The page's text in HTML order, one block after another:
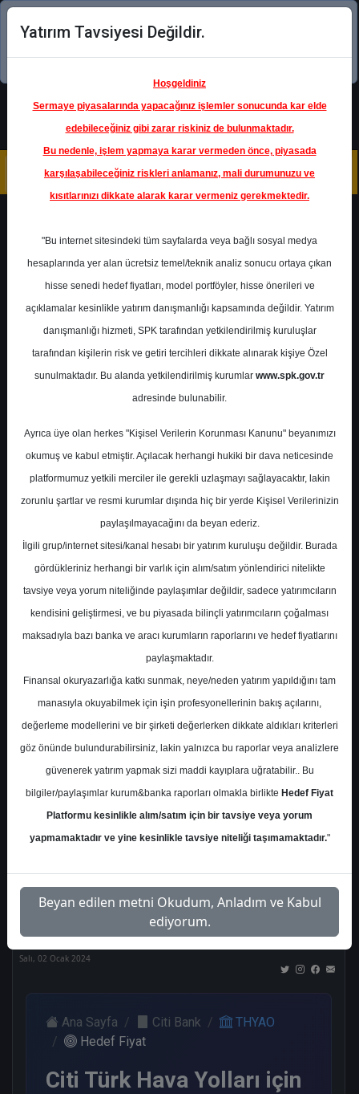
Şimdi uygulamayı indirin!
THYAO- TÜRK HAVA YOLLARI
A.O.
Hedef Fiyat 395.00 ₺
Getiri
%28.98
8 26
En Yüksek Tahmin
Ortalama Fiyat Tahmini
Ortalama Getiri Potansiyeli
Kurum Sayısı
21
12 1
Paralel
Get.
1
Üstü
Get.
5
Yok
1
1
Salı, 02 Ocak 2024
Ana Sayfa Citi Bank
THYAO
Hedef Fiyat
Citi Türk Hava Yolları için
Yatırım Tavsiyesi Değildir.
Hoşgeldiniz
Sermaye piyasalarında yapacağınız işlemler sonucunda kar elde
edebileceğiniz gibi zarar riskiniz de bulunmaktadır.
Bu nedenle, işlem yapmaya karar vermeden önce, piyasada
karşılaşabileceğiniz riskleri anlamanız, mali durumunuzu ve
kısıtlarınızı dikkate alarak karar vermeniz gerekmektedir.
"Bu internet sitesindeki tüm sayfalarda veya bağlı sosyal medya
hesaplarında yer alan ücretsiz temel/teknik analiz sonucu ortaya çıkan
hisse senedi hedef fiyatları, model portföyler, hisse önerileri ve
açıklamalar kesinlikle yatırım danışmanlığı kapsamında değildir. Yatırım
danışmanlığı hizmeti, SPK tarafından yetkilendirilmiş kuruluşlar
tarafından kişilerin risk ve getiri tercihleri dikkate alınarak kişiye Özel
sunulmaktadır. Bu alanda yetkilendirilmiş kurumlar www.spk.gov.tr
adresinde bulunabilir.
Ayrıca üye olan herkes "Kişisel Verilerin Korunması Kanunu" beyanımızı
okumuş ve kabul etmiştir. Açılacak herhangi hukiki bir dava neticesinde
platformumuz yetkili merciler ile gerekli uzlaşmayı sağlayacaktır, lakin
zorunlu şartlar ve resmi kurumlar dışında hiç bir yerde Kişisel Verilerinizin
paylaşılmayacağını da beyan ederiz.
İlgili grup/internet sitesi/kanal hesabı bir yatırım kuruluşu değildir. Burada
gördükleriniz herhangi bir varlık için alım/satım yönlendirici nitelikte
tavsiye veya yorum niteliğinde paylaşımlar değildir, sadece yatırımcıların
kendisini geliştirmesi, ve bu piyasada bilinçli yatırımcıların çoğalması
maksadıyla bazı banka ve aracı kurumların raporlarını ve hedef fiyatlarını
paylaşmaktadır.
Finansal okuryazarlığa katkı sunmak, neye/neden yatırım yapıldığını tam
manasıyla okuyabilmek için işin profesyonellerinin bakış açılarını,
değerleme modellerini ve bir şirketi değerlerken dikkate aldıkları kriterleri
göz önünde bulundurabilirsiniz, lakin yalnızca bu raporlar veya analizlere
güvenerek yatırım yapmak sizi maddi kayıplara uğratabilir.. Bu
bilgiler/paylaşımlar kurum&banka raporları olmakla birlikte Hedef Fiyat
Platformu kesinlikle alım/satım için bir tavsiye veya yorum
yapmamaktadır ve yine kesinlikle tavsiye niteliği taşımamaktadır."
Beyan edilen metni Okudum, Anladım ve Kabul
ediyorum.